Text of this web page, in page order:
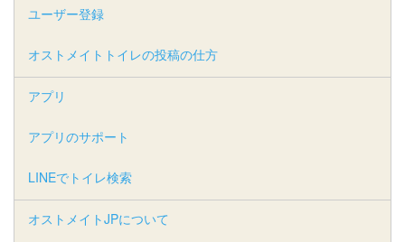
ユーザー登録
オストメイトトイレの投稿の仕方
アプリ
アプリのサポート
LINEでトイレ検索
オストメイトJPについて